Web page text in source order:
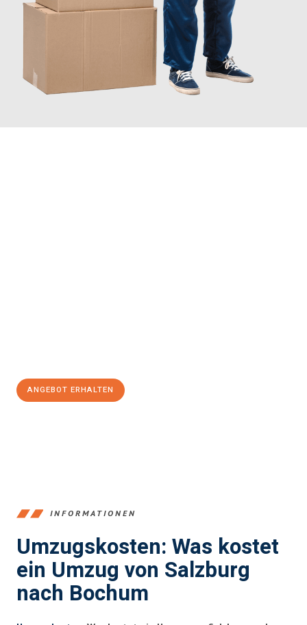
ANGEBOT ERHALTEN
INFORMATIONEN
Umzugskosten: Was kostet
ein Umzug von Salzburg
nach Bochum